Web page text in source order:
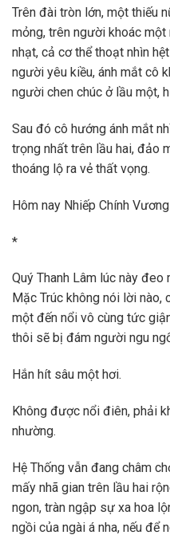
Trên đài tròn lớn, một thiếu
mỏng, trên người khoác
nhạt, cả cơ thể thoạt nhìn
người yêu kiều, ánh mắt cô
người chen chúc ở lầu một,
Sau đó cô hướng ánh mắt
trọng nhất trên lầu hai, đảo
thoáng lộ ra vẻ thất vọng.
Hôm nay Nhiếp Chính
*
Quý Thanh Lâm lúc này
Mặc Trúc không nói lời
một đến nổi vô cùng tức
thôi sẽ bị đám người ngu
Hắn hít sâu một hơi.
Không được nổi điên, phải
nhường.
Hệ Thống vẫn đang châm
mấy nhã gian trên lầu hai
ngon, tràn ngập sự xa hoa
ngồi của ngài á nha, nếu để